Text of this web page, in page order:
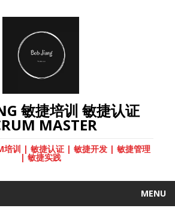
敏捷培训 敏捷认证
MASTER
培训 | 敏捷认证 | 敏捷开发 | 敏捷管理
| 敏捷实践
MENU